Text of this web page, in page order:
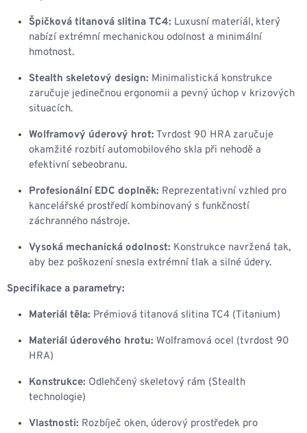
Špičková titanová slitina TC4: Luxusní materiál, který
nabízí extrémní mechanickou odolnost a minimální
hmotnost.
Stealth skeletový design: Minimalistická konstrukce
zaručuje jedinečnou ergonomii a pevný úchop v krizových
situacích.
Wolframový úderový hrot: Tvrdost 90 HRA zaručuje
okamžité rozbití automobilového skla při nehodě a
efektivní sebeobranu.
Profesionální EDC doplněk: Reprezentativní vzhled pro
kancelářské prostředí kombinovaný s funkčností
záchranného nástroje.
Vysoká mechanická odolnost: Konstrukce navržená tak,
aby bez poškození snesla extrémní tlak a silné údery.
Specifikace a parametry:
Materiál těla: Prémiová titanová slitina TC4 (Titanium)
Materiál úderového hrotu: Wolframová ocel (tvrdost 90
HRA)
Konstrukce: Odlehčený skeletový rám (Stealth
technologie)
Vlastnosti: Rozbíječ oken, úderový prostředek pro